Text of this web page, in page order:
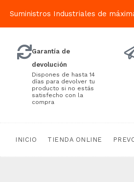
Suministros Industriales de
Garantía de
devolución
Dispones de hasta 14
días para devolver tu
producto si no estás
satisfecho con la
compra
INICIO TIENDA ONLINE